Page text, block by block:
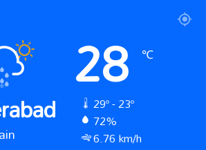
28 ℃
29º - 23º
72%
6.76 km/h